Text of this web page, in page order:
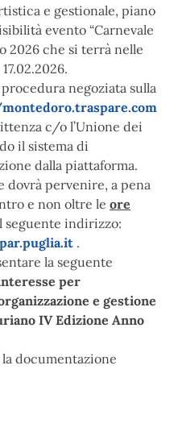
e gestionale, piano
evento “Carnevale
2026 che si terrà nelle
negoziata sulla
c/o l’Unione dei
il sistema di
dalla piattaforma.
dovrà pervenire, a pena
e non oltre le ore
seguente indirizzo:
.
la seguente
per
e gestione
IV Edizione Anno
documentazione